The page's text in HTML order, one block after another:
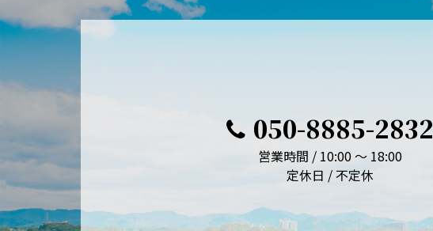
050-8885-2832
営業時間 / 10:00 ～ 18:00
定休日 / 不定休